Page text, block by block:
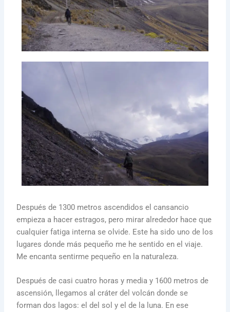
Después de 1300 metros ascendidos el cansancio
empieza a hacer estragos, pero mirar alrededor hace que
cualquier fatiga interna se olvide. Este ha sido uno de los
lugares donde más pequeño me he sentido en el viaje.
Me encanta sentirme pequeño en la naturaleza.
Después de casi cuatro horas y media y 1600 metros de
ascensión, llegamos al cráter del volcán donde se
forman dos lagos: el del sol y el de la luna. En ese